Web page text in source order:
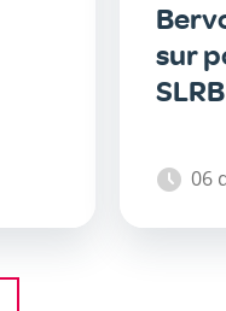
sur
SLRB
06